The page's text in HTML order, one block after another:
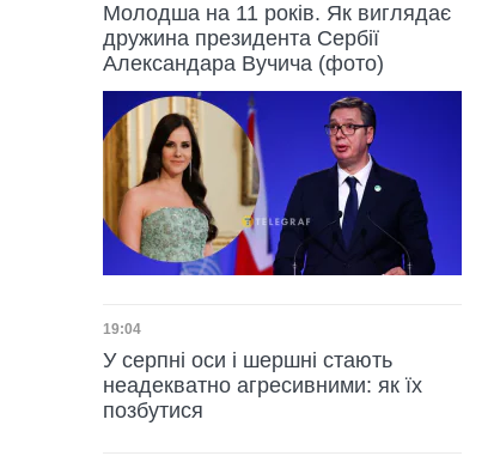
Молодша на 11 років. Як виглядає
дружина президента Сербії
Александара Вучича (фото)
Дата публікації
19:04
У серпні оси і шершні стають
неадекватно агресивними: як їх
позбутися